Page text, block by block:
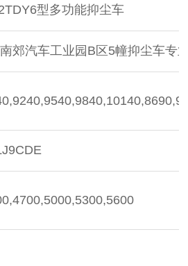
型多功能抑尘车
郊汽车工业园B区5幢抑尘车专